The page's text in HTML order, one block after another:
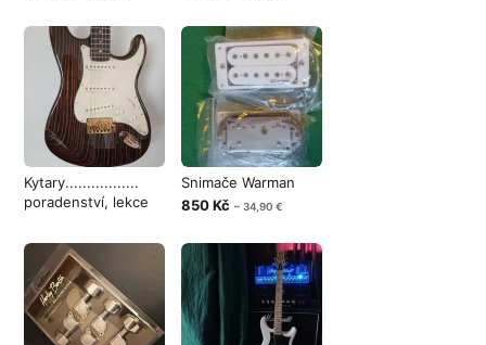
Kytary.................
poradenství, lekce
Snimače Warman
850 Kč ~ 34,90 €